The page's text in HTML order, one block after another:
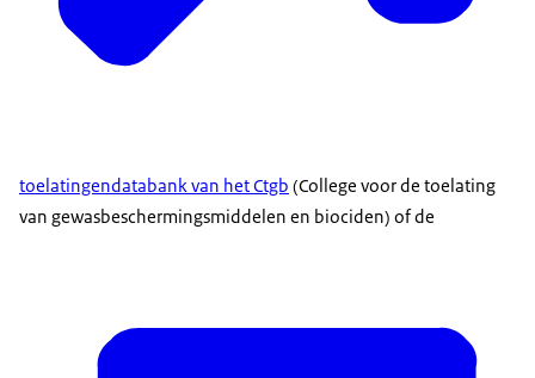
toelatingendatabank van het Ctgb (College voor de toelating
van gewasbeschermingsmiddelen en biociden) of de